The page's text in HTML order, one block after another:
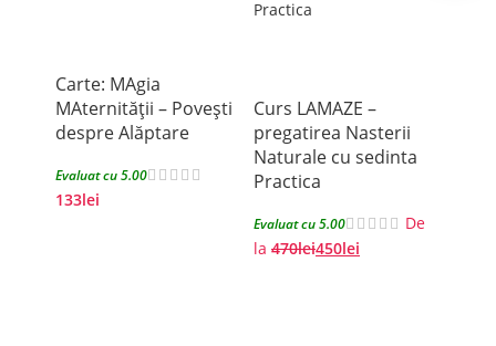
Carte: MAgia
MAternității – Povești
despre Alăptare
Evaluat cu 5.00
133lei
Curs LAMAZE –
pregatirea Nasterii
Naturale cu sedinta
Practica
Evaluat cu 5.00
De
la 470lei450lei